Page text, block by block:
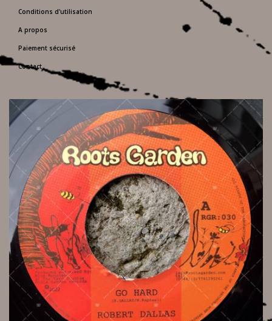
Conditions d'utilisation
A propos
Paiement sécurisé
Contact